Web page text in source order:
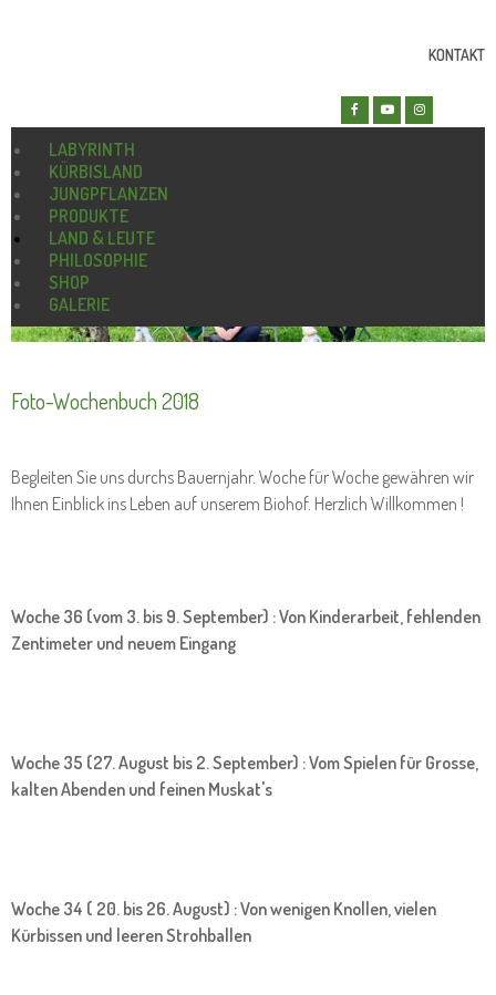
KONTAKT
LABYRINTH
KÜRBISLAND
JUNGPFLANZEN
PRODUKTE
LAND & LEUTE
PHILOSOPHIE
SHOP
GALERIE
Foto-Wochenbuch 2018
Begleiten Sie uns durchs Bauernjahr. Woche für Woche gewähren wir
Ihnen Einblick ins Leben auf unserem Biohof. Herzlich Willkommen !
Woche 36 (vom 3. bis 9. September) : Von Kinderarbeit, fehlenden
Zentimeter und neuem Eingang
Woche 35 (27. August bis 2. September) : Vom Spielen für Grosse,
kalten Abenden und feinen Muskat's
Woche 34 ( 20. bis 26. August) : Von wenigen Knollen, vielen
Kürbissen und leeren Strohballen